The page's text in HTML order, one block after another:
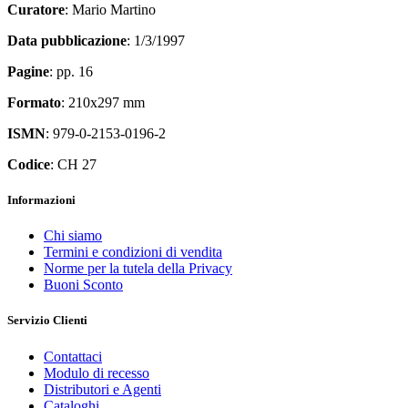
Curatore: Mario Martino
Data pubblicazione: 1/3/1997
Pagine: pp. 16
Formato: 210x297 mm
ISMN: 979-0-2153-0196-2
Codice: CH 27
Informazioni
Chi siamo
Termini e condizioni di vendita
Norme per la tutela della Privacy
Buoni Sconto
Servizio Clienti
Contattaci
Modulo di recesso
Distributori e Agenti